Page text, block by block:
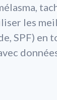
les
SPF) en